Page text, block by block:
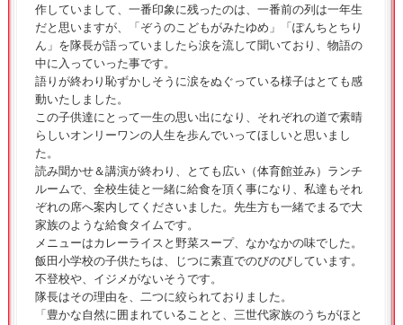
作していまして、一番印象に残ったのは、一番前の列は一年生
だと思いますが、「ぞうのこどもがみたゆめ」「ぽんちとちり
ん」を隊長が語っていましたら涙を流して聞いており、物語の
中に入っていった事です。
語りが終わり恥ずかしそうに涙をぬぐっている様子はとても感
動いたしました。
この子供達にとって一生の思い出になり、それぞれの道で素晴
らしいオンリーワンの人生を歩んでいってほしいと思いまし
た。
読み聞かせ＆講演が終わり、とても広い（体育館並み）ランチ
ルームで、全校生徒と一緒に給食を頂く事になり、私達もそれ
ぞれの席へ案内してくださいました。先生方も一緒でまるで大
家族のような給食タイムです。
メニューはカレーライスと野菜スープ、なかなかの味でした。
飯田小学校の子供たちは、じつに素直でのびのびしています。
不登校や、イジメがないそうです。
隊長はその理由を、二つに絞られておりました。
「豊かな自然に囲まれていることと、三世代家族のうちがほと